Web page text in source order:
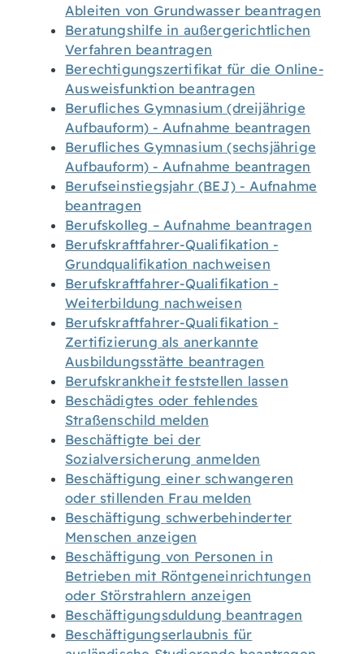
Ableiten von Grundwasser beantragen
Beratungshilfe in außergerichtlichen
Verfahren beantragen
Berechtigungszertifikat für die Online-
Ausweisfunktion beantragen
Berufliches Gymnasium (dreijährige
Aufbauform) - Aufnahme beantragen
Berufliches Gymnasium (sechsjährige
Aufbauform) - Aufnahme beantragen
Berufseinstiegsjahr (BEJ) - Aufnahme
beantragen
Berufskolleg – Aufnahme beantragen
Berufskraftfahrer-Qualifikation -
Grundqualifikation nachweisen
Berufskraftfahrer-Qualifikation -
Weiterbildung nachweisen
Berufskraftfahrer-Qualifikation -
Zertifizierung als anerkannte
Ausbildungsstätte beantragen
Berufskrankheit feststellen lassen
Beschädigtes oder fehlendes
Straßenschild melden
Beschäftigte bei der
Sozialversicherung anmelden
Beschäftigung einer schwangeren
oder stillenden Frau melden
Beschäftigung schwerbehinderter
Menschen anzeigen
Beschäftigung von Personen in
Betrieben mit Röntgeneinrichtungen
oder Störstrahlern anzeigen
Beschäftigungsduldung beantragen
Beschäftigungserlaubnis für